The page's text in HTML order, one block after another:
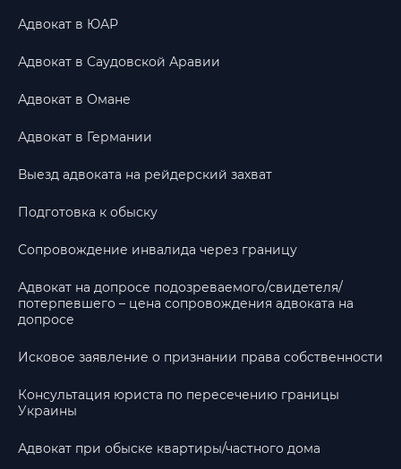
Адвокат в ЮАР
Адвокат в Саудовской Аравии
Адвокат в Омане
Адвокат в Германии
Выезд адвоката на рейдерский захват
Подготовка к обыску
Сопровождение инвалида через границу
Адвокат на допросе подозреваемого/свидетеля/
потерпевшего – цена сопровождения адвоката на
допросе
Исковое заявление о признании права собственности
Консультация юриста по пересечению границы
Украины
Адвокат при обыске квартиры/частного дома